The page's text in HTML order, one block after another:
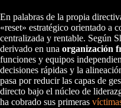
En palabras de la propia
«reset» estratégico orientado a
centralizada y rentable. Según
derivado en una organización
funciones y equipos
decisiones rápidas y la
pasa por reducir las capas de
directo bajo el núcleo de
ha cobrado sus primeras